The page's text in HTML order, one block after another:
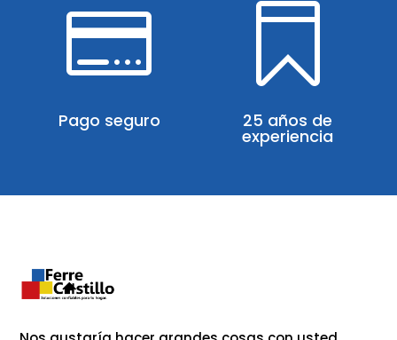

Pago seguro

25 años de
experiencia